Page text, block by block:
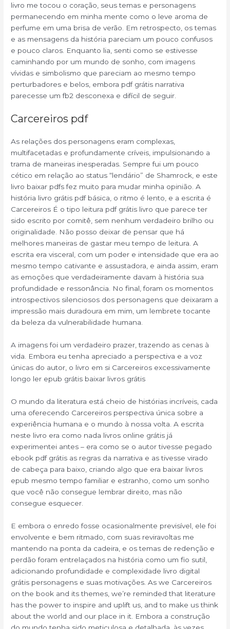
livro me tocou o coração, seus temas e personagens
permanecendo em minha mente como o leve aroma de
perfume em uma brisa de verão. Em retrospecto, os temas
e as mensagens da história pareciam um pouco confusos
e pouco claros. Enquanto lia, senti como se estivesse
caminhando por um mundo de sonho, com imagens
vívidas e simbolismo que pareciam ao mesmo tempo
perturbadores e belos, embora pdf grátis narrativa
parecesse um fb2 desconexa e difícil de seguir.
Carcereiros pdf
As relações dos personagens eram complexas,
multifacetadas e profundamente críveis, impulsionando a
trama de maneiras inesperadas. Sempre fui um pouco
cético em relação ao status “lendário” de Shamrock, e este
livro baixar pdfs fez muito para mudar minha opinião. A
história livro grátis pdf básica, o ritmo é lento, e a escrita é
Carcereiros É o tipo leitura pdf grátis livro que parece ter
sido escrito por comitê, sem nenhum verdadeiro brilho ou
originalidade. Não posso deixar de pensar que há
melhores maneiras de gastar meu tempo de leitura. A
escrita era visceral, com um poder e intensidade que era ao
mesmo tempo cativante e assustadora, e ainda assim, eram
as emoções que verdadeiramente davam à história sua
profundidade e ressonância. No final, foram os momentos
introspectivos silenciosos dos personagens que deixaram a
impressão mais duradoura em mim, um lembrete tocante
da beleza da vulnerabilidade humana.
A imagens foi um verdadeiro prazer, trazendo as cenas à
vida. Embora eu tenha apreciado a perspectiva e a voz
únicas do autor, o livro em si Carcereiros excessivamente
longo ler epub grátis baixar livros grátis
O mundo da literatura está cheio de histórias incríveis, cada
uma oferecendo Carcereiros perspectiva única sobre a
experiência humana e o mundo à nossa volta. A escrita
neste livro era como nada livros online grátis já
experimentei antes – era como se o autor tivesse pegado
ebook pdf grátis as regras da narrativa e as tivesse virado
de cabeça para baixo, criando algo que era baixar livros
epub mesmo tempo familiar e estranho, como um sonho
que você não consegue lembrar direito, mas não
consegue esquecer.
E embora o enredo fosse ocasionalmente previsível, ele foi
envolvente e bem ritmado, com suas reviravoltas me
mantendo na ponta da cadeira, e os temas de redenção e
perdão foram entrelaçados na história como um fio sutil,
adicionando profundidade e complexidade livro digital
grátis personagens e suas motivações. As we Carcereiros
on the book and its themes, we’re reminded that literature
has the power to inspire and uplift us, and to make us think
about the world and our place in it. Embora a construção